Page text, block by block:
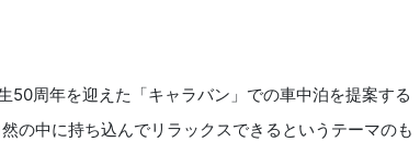
50周年を迎えた「キャラバン」での車中泊を提案する
の中に持ち込んでリラックスできるというテーマのも